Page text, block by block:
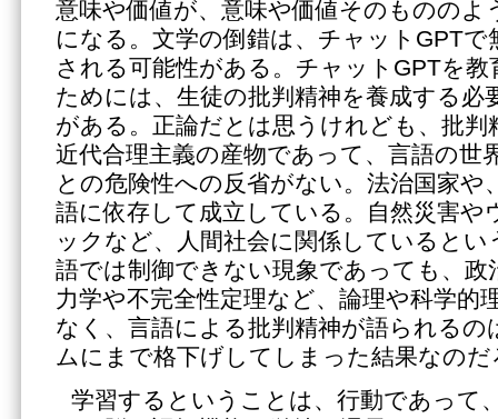
意味や価値が、意味や価値そのもののよ
になる。文学の倒錯は、チャットGPTで
される可能性がある。チャットGPTを教
ためには、生徒の批判精神を養成する必
がある。正論だとは思うけれども、批
近代合理主義の産物であって、言語の世
との危険性への反省がない。法治国家や
語に依存して成立している。自然災害
ックなど、人間社会に関係していると
語では制御できない現象であっても、政
力学や不完全性定理など、論理や科学的
なく、言語による批判精神が語られるの
ムにまで格下げしてしまった結果なの
学習するということは、行動であって